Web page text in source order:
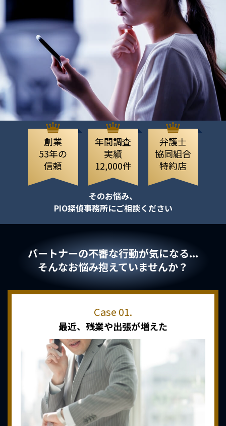
創業
53年の
信頼
年間調査
実績
12,000件
弁護士
協同組合
特約店
そのお悩み、
PIO探偵事務所にご相談ください
パートナーの不審な行動が気になる...
そんなお悩み抱えていませんか？
最近、 残業や出張が増えた